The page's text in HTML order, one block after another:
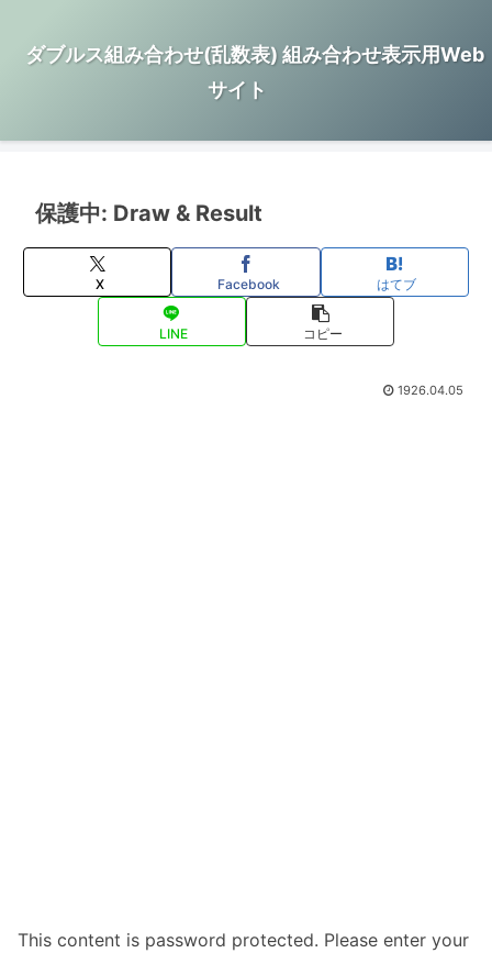
ダブルス組み合わせ(乱数表) 組み合わせ表示用Web
サイト
保護中: Draw & Result
X Facebook はてブ
LINE コピー
1926.04.05
This content is password protected. Please enter your